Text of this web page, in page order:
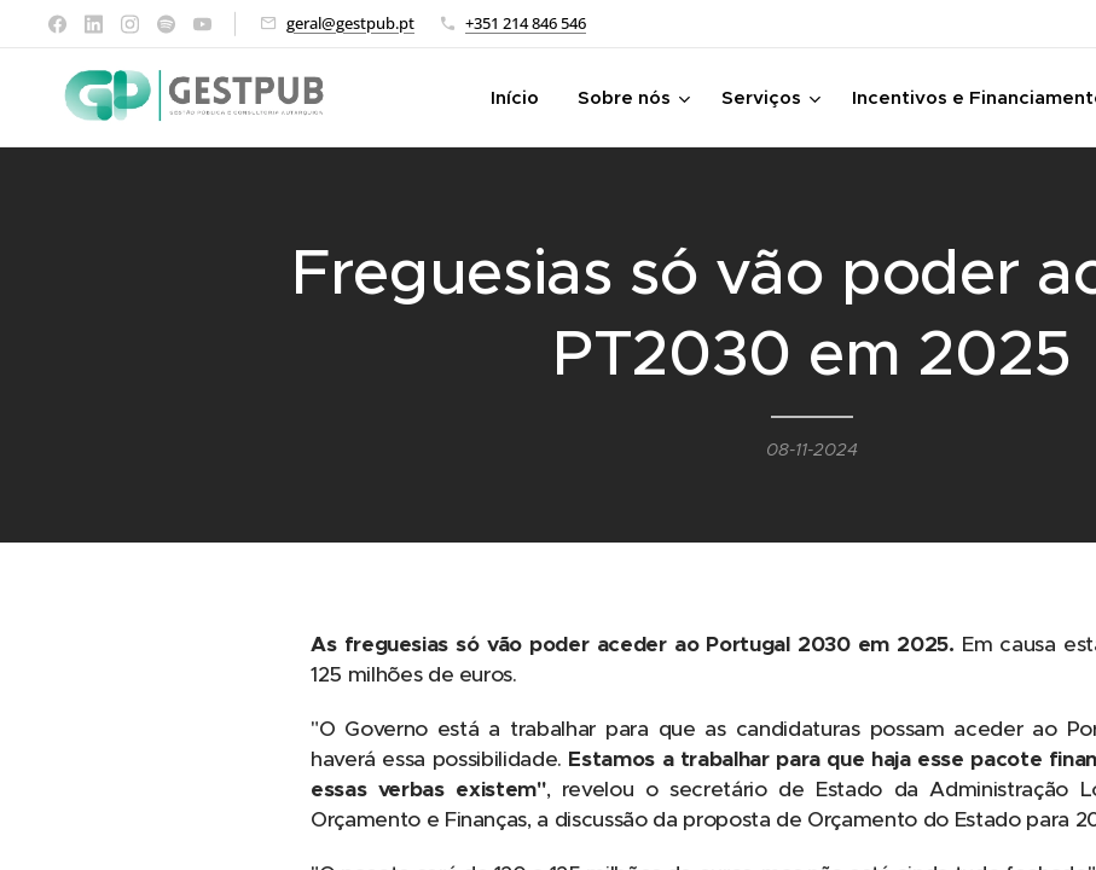
geral@gestpub.pt +351 214 846 546
Início Sobre nós Serviços Incentivos e
Freguesias só vão poder
PT2030 em 2025
08-11-2024
As freguesias só vão poder aceder ao Portugal 2030 em 2025. Em causa
125 milhões de euros.
"O Governo está a trabalhar para que as candidaturas possam aceder ao
haverá essa possibilidade. Estamos a trabalhar para que haja esse pacote
essas verbas existem", revelou o secretário de Estado da Administração
Orçamento e Finanças, a discussão da proposta de Orçamento do Estado para